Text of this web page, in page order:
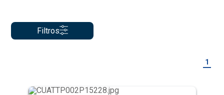
Filtros
1